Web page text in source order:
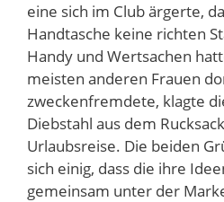
eine sich im Club ärgerte,
Handtasche keine richten
Handy und Wertsachen
meisten anderen Frauen
zweckenfremdete, klagte
Diebstahl aus dem
Urlaubsreise. Die beiden
sich einig, dass die ihre
gemeinsam unter der